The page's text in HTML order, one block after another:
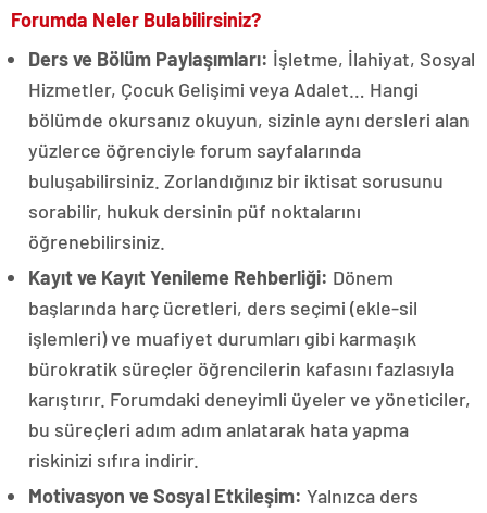
Forumda Neler Bulabilirsiniz?
Ders ve Bölüm Paylaşımları: İşletme, İlahiyat, Sosyal
Hizmetler, Çocuk Gelişimi veya Adalet… Hangi
bölümde okursanız okuyun, sizinle aynı dersleri alan
yüzlerce öğrenciyle forum sayfalarında
buluşabilirsiniz. Zorlandığınız bir iktisat sorusunu
sorabilir, hukuk dersinin püf noktalarını
öğrenebilirsiniz.
Kayıt ve Kayıt Yenileme Rehberliği: Dönem
başlarında harç ücretleri, ders seçimi (ekle-sil
işlemleri) ve muafiyet durumları gibi karmaşık
bürokratik süreçler öğrencilerin kafasını fazlasıyla
karıştırır. Forumdaki deneyimli üyeler ve yöneticiler,
bu süreçleri adım adım anlatarak hata yapma
riskinizi sıfıra indirir.
Motivasyon ve Sosyal Etkileşim: Yalnızca ders